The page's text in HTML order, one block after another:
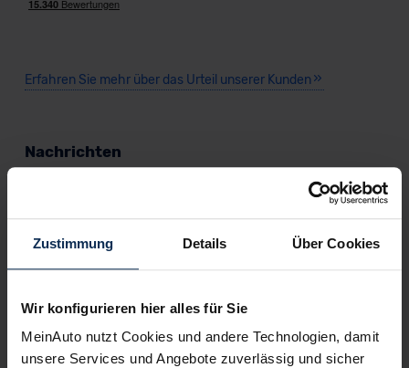
Zustimmung Details Über Cookies
Wir konfigurieren hier alles für Sie
MeinAuto nutzt Cookies und andere Technologien, damit
unsere Services und Angebote zuverlässig und sicher
Erfahren Sie mehr über das Urteil unserer Kunden
Nachrichten
KI-generiert